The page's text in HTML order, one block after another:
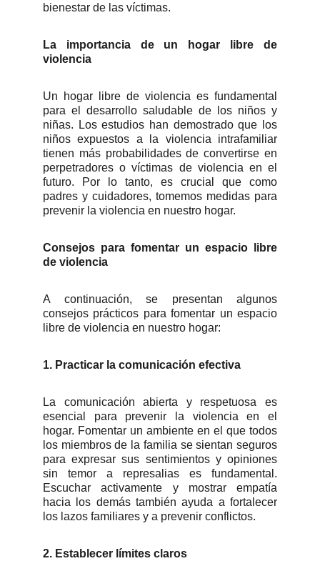
bienestar de las víctimas.
La importancia de un hogar libre de
violencia
Un hogar libre de violencia es fundamental
para el desarrollo saludable de los niños y
niñas. Los estudios han demostrado que los
niños expuestos a la violencia intrafamiliar
tienen más probabilidades de convertirse en
perpetradores o víctimas de violencia en el
futuro. Por lo tanto, es crucial que como
padres y cuidadores, tomemos medidas para
prevenir la violencia en nuestro hogar.
Consejos para fomentar un espacio libre
de violencia
A continuación, se presentan algunos
consejos prácticos para fomentar un espacio
libre de violencia en nuestro hogar:
1. Practicar la comunicación efectiva
La comunicación abierta y respetuosa es
esencial para prevenir la violencia en el
hogar. Fomentar un ambiente en el que todos
los miembros de la familia se sientan seguros
para expresar sus sentimientos y opiniones
sin temor a represalias es fundamental.
Escuchar activamente y mostrar empatía
hacia los demás también ayuda a fortalecer
los lazos familiares y a prevenir conflictos.
2. Establecer límites claros